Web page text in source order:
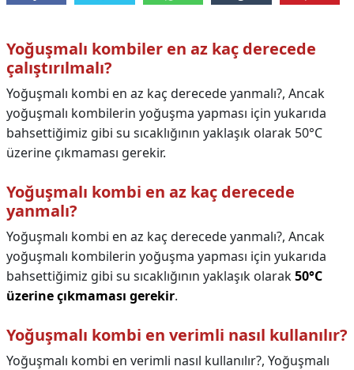
Yoğuşmalı kombiler en az kaç derecede
çalıştırılmalı?
Yoğuşmalı kombi en az kaç derecede yanmalı?, Ancak
yoğuşmalı kombilerin yoğuşma yapması için yukarıda
bahsettiğimiz gibi su sıcaklığının yaklaşık olarak 50°C
üzerine çıkmaması gerekir.
Yoğuşmalı kombi en az kaç derecede
yanmalı?
Yoğuşmalı kombi en az kaç derecede yanmalı?, Ancak
yoğuşmalı kombilerin yoğuşma yapması için yukarıda
bahsettiğimiz gibi su sıcaklığının yaklaşık olarak50°C
üzerine çıkmaması gerekir.
Yoğuşmalı kombi en verimli nasıl kullanılır?
Yoğuşmalı kombi en verimli nasıl kullanılır?, Yoğuşmalı